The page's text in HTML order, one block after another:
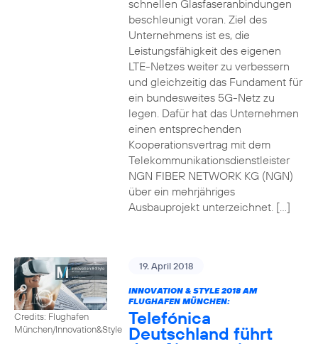
schnellen Glasfaseranbindungen
beschleunigt voran. Ziel des
Unternehmens ist es, die
Leistungsfähigkeit des eigenen
LTE-Netzes weiter zu verbessern
und gleichzeitig das Fundament für
ein bundesweites 5G-Netz zu
legen. Dafür hat das Unternehmen
einen entsprechenden
Kooperationsvertrag mit dem
Telekommunikationsdienstleister
NGN FIBER NETWORK KG (NGN)
über ein mehrjähriges
Ausbauprojekt unterzeichnet. […]
Credits: Flughafen
München/Innovation&Style
19. April 2018
INNOVATION & STYLE 2018 AM
FLUGHAFEN MÜNCHEN:
Telefónica
Deutschland führt